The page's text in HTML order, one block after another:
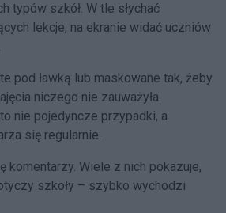
typów szkół. W tle słychać
lekcje, na ekranie widać uczniów
pod ławką lub maskowane tak, żeby
niczego nie zauważyła.
nie pojedyncze przypadki, a
się regularnie.
komentarzy. Wiele z nich pokazuje,
szkoły – szybko wychodzi